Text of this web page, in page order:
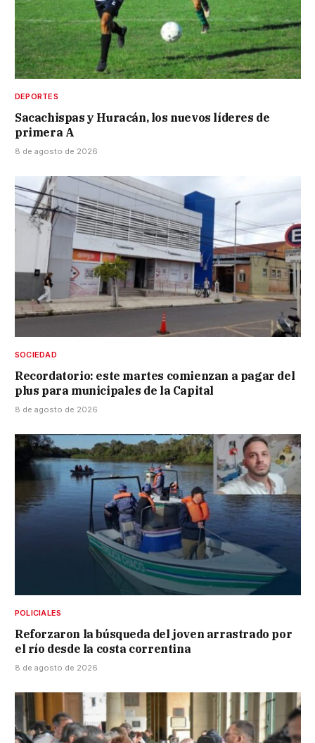
DEPORTES
Sacachispas y Huracán, los nuevos líderes de
primera A
8 de agosto de 2026
SOCIEDAD
Recordatorio: este martes comienzan a pagar del
plus para municipales de la Capital
8 de agosto de 2026
POLICIALES
Reforzaron la búsqueda del joven arrastrado por
el río desde la costa correntina
8 de agosto de 2026